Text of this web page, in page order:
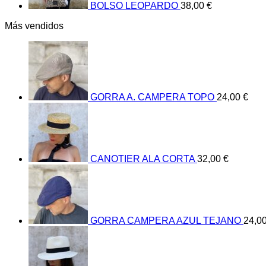
BOLSO LEOPARDO 38,00 €
Más vendidos
GORRA A. CAMPERA TOPO 24,00 €
CANOTIER ALA CORTA 32,00 €
GORRA CAMPERA AZUL TEJANO